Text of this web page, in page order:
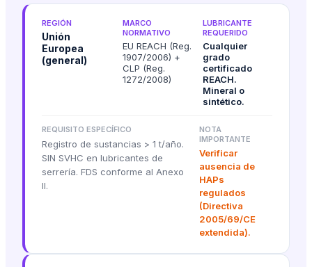
REGIÓN
Unión
Europea
(general)
MARCO
NORMATIVO
EU REACH (Reg.
1907/2006) +
CLP (Reg.
1272/2008)
LUBRICANTE
REQUERIDO
Cualquier
grado
certificado
REACH.
Mineral o
sintético.
REQUISITO ESPECÍFICO
Registro de sustancias > 1 t/año.
SIN SVHC en lubricantes de
serrería. FDS conforme al Anexo
II.
NOTA
IMPORTANTE
Verificar
ausencia de
HAPs
regulados
(Directiva
2005/69/CE
extendida).